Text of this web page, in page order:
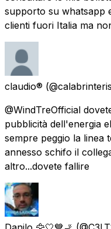
supporto su whatsapp
clienti fuori Italia ma
claudio®
@WindTreOfficial
pubblicità dell'energia
sempre peggio la linea
annesso schifo il
altro...dovete fallire